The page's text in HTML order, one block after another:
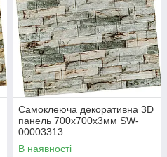
Самоклеюча декоративна 3D
панель 700х700х3мм SW-
00003313
В наявності